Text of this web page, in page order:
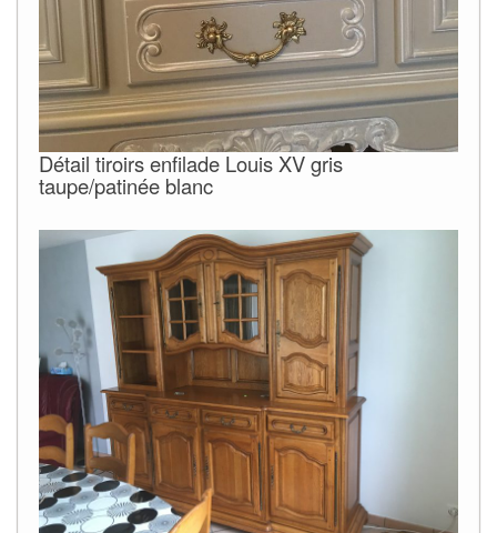
Détail tiroirs enfilade Louis XV gris
taupe/patinée blanc